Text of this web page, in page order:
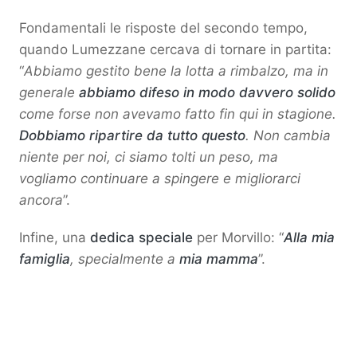
Fondamentali le risposte del secondo tempo,
quando Lumezzane cercava di tornare in partita:
“Abbiamo gestito bene la lotta a rimbalzo, ma in
generale abbiamo difeso in modo davvero solido
come forse non avevamo fatto fin qui in stagione.
Dobbiamo ripartire da tutto questo. Non cambia
niente per noi, ci siamo tolti un peso, ma
vogliamo continuare a spingere e migliorarci
ancora”.
Infine, una dedica speciale per Morvillo: “Alla mia
famiglia, specialmente a mia mamma”.